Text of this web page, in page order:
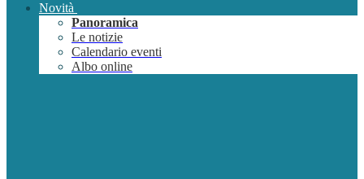
Novità
Panoramica
Le notizie
Calendario eventi
Albo online